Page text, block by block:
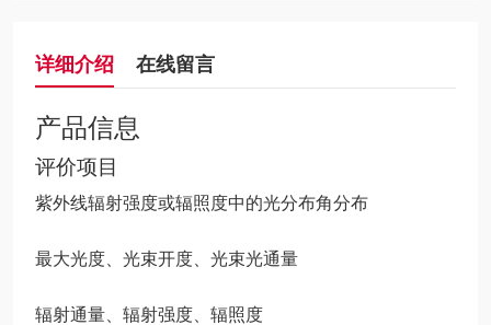
详细介绍 在线留言
产品信息
评价项目
紫外线辐射强度或辐照度中的光分布角分布
最大光度、光束开度、光束光通量
辐射通量、辐射强度、辐照度